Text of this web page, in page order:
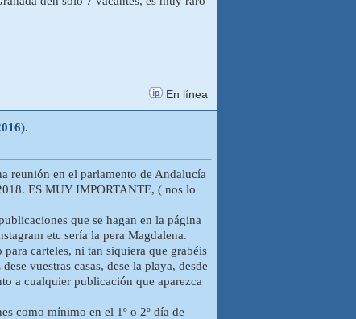
En línea
reunión en el parlamento de Andalucía
ES MUY IMPORTANTE, ( nos lo
que se hagan en la página
etc sería la pera Magdalena.
carteles, ni tan siquiera que grabéis
vuestras casas, dese la playa, desde
a cualquier publicación que aparezca
como mínimo en el 1º o 2º día de